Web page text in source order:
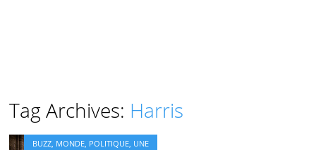
Tag Archives: Harris
BUZZ MONDE POLITIQUE UNE